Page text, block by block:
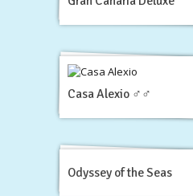
Casa Alexio ♂♂
Odyssey of the Seas